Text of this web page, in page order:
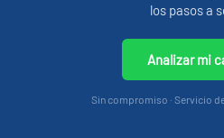
los pasos a
Analizar mi
Sin compromiso · Servicio